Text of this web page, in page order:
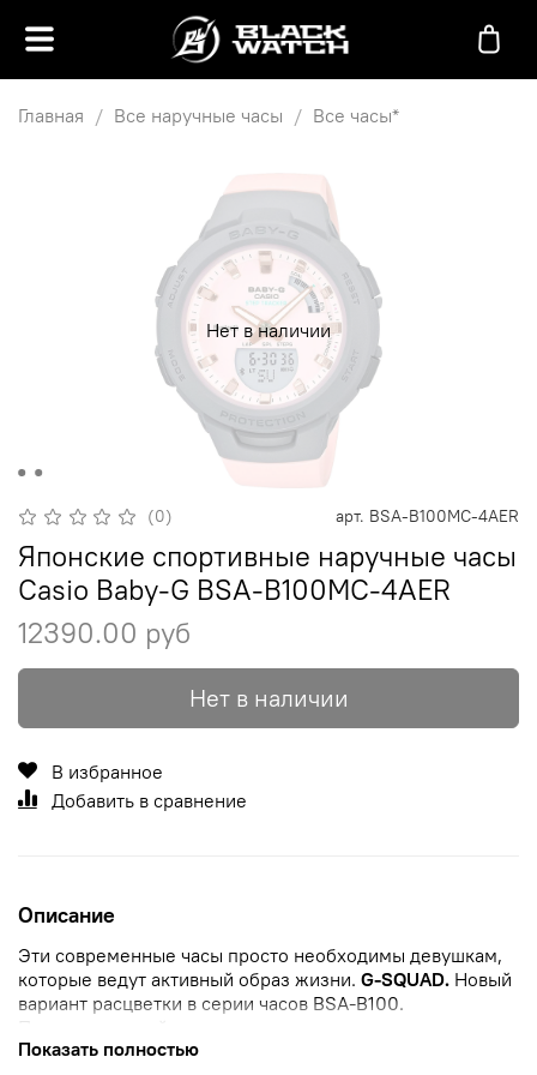
Главная Все наручные часы Все часы*
Нет в наличии
(0) арт. BSA-B100MC-4AER
Японские спортивные наручные часы
Casio Baby-G BSA-B100MC-4AER
12390.00 руб
Нет в наличии
В избранное
Добавить в сравнение
Описание
Эти современные часы просто необходимы девушкам,
которые ведут активный образ жизни. G-SQUAD. Новый
вариант расцветки в серии часов BSA-B100.
Противоударный корпус
и вибрации. Двойная подcветка: лицо и циферблат
Показать полностью